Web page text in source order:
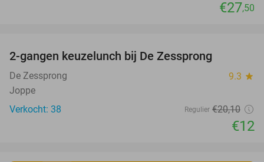
€27,50
2-gangen keuzelunch bij De Zessprong
De Zessprong 9.3 star
Joppe
Verkocht: 38
Regulier €20,10
€12